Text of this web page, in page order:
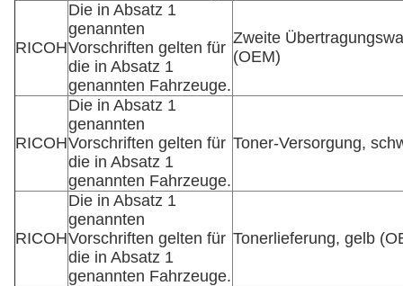
RICOH
Die in Absatz 1
genannten
Vorschriften gelten für
die in Absatz 1
genannten Fahrzeuge.
Zweite
(OEM)
RICOH
Die in Absatz 1
genannten
Vorschriften gelten für
die in Absatz 1
genannten Fahrzeuge.
Toner-Versorgung,
RICOH
Die in Absatz 1
genannten
Vorschriften gelten für
die in Absatz 1
genannten Fahrzeuge.
Tonerlieferung, gelb